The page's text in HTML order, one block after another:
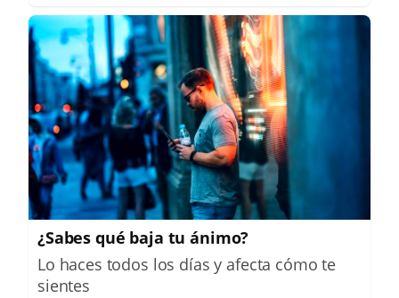
¿Sabes qué baja tu ánimo?
Lo haces todos los días y afecta cómo te
sientes